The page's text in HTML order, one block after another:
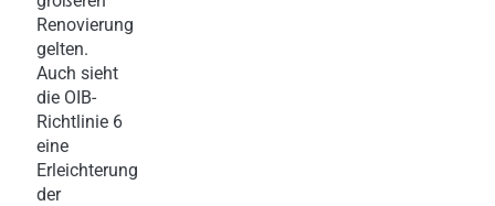
Renovierung
gelten.
Auch sieht
die OIB-
Richtlinie 6
eine
Erleichterung
der